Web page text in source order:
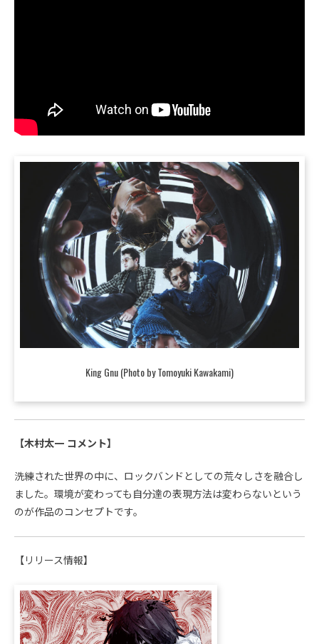
King Gnu (Photo by Tomoyuki Kawakami)
【木村太一 コメント】
洗練された世界の中に、ロックバンドとしての荒々しさを融合し
ました。環境が変わっても自分達の表現方法は変わらないという
のが作品のコンセプトです。
【リリース情報】